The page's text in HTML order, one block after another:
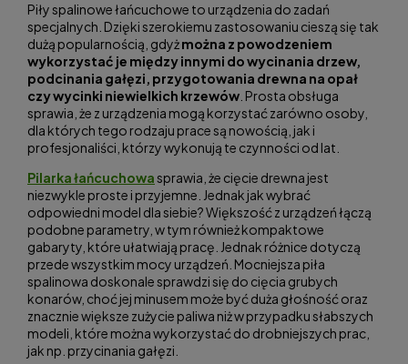
Piły spalinowe łańcuchowe to urządzenia do zadań
specjalnych. Dzięki szerokiemu zastosowaniu cieszą się tak
dużą popularnością, gdyżmożna z powodzeniem
wykorzystać je między innymi do wycinania drzew,
podcinania gałęzi, przygotowania drewna na opał
czy wycinki niewielkich krzewów . Prosta obsługa
sprawia, że z urządzenia mogą korzystać zarówno osoby,
dla których tego rodzaju prace są nowością, jak i
profesjonaliści, którzy wykonują te czynności od lat.
Pilarka łańcuchowasprawia, że cięcie drewna jest
niezwykle proste i przyjemne. Jednak jak wybrać
odpowiedni model dla siebie? Większość z urządzeń łączą
podobne parametry, w tym również kompaktowe
gabaryty, które ułatwiają pracę. Jednak różnice dotyczą
przede wszystkim mocy urządzeń. Mocniejsza piła
spalinowa doskonale sprawdzi się do cięcia grubych
konarów, choć jej minusem może być duża głośność oraz
znacznie większe zużycie paliwa niż w przypadku słabszych
modeli, które można wykorzystać do drobniejszych prac,
jak np. przycinania gałęzi.